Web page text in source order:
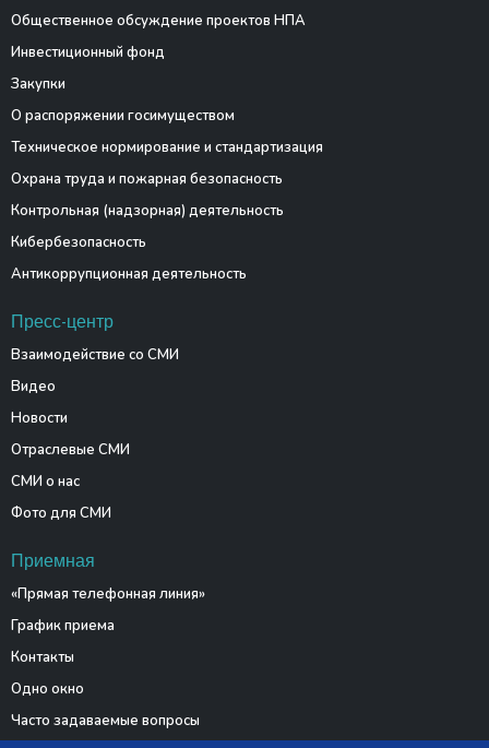
Общественное обсуждение проектов НПА
Инвестиционный фонд
Закупки
О распоряжении госимуществом
Техническое нормирование и стандартизация
Охрана труда и пожарная безопасность
Контрольная (надзорная) деятельность
Кибербезопасность
Антикоррупционная деятельность
Пресс-центр
Взаимодействие со СМИ
Видео
Новости
Отраслевые СМИ
СМИ о нас
Фото для СМИ
Приемная
«Прямая телефонная линия»
График приема
Контакты
Одно окно
Часто задаваемые вопросы